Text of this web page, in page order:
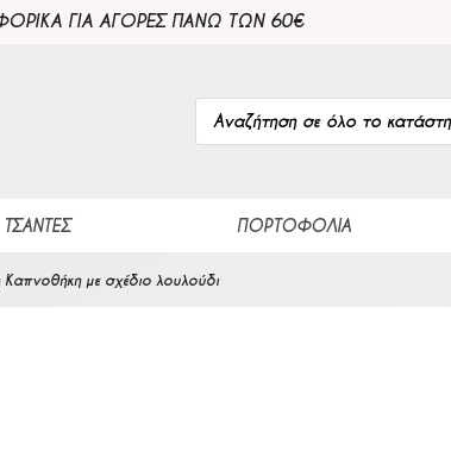
ΓΙΑ ΑΓΟΡΕΣ ΠΑΝΩ ΤΩΝ 60€
Αναζήτηση
ΤΣΆΝΤΕΣ ΠΟΡΤΟΦΌΛΙΑ
Καπνοθήκη με σχέδιο λουλούδι